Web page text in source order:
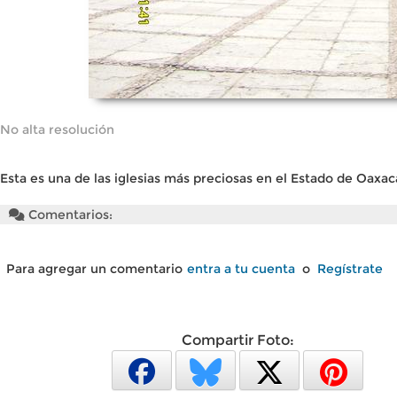
No alta resolución
Esta es una de las iglesias más preciosas en el Estado de
Comentarios:
Para agregar un comentario entra a tu cuenta o Regístrate
Compartir Foto: